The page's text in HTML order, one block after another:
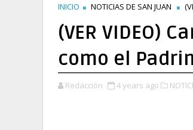
INICIO NOTICIAS DE SAN JUAN
(VER VIDEO)
como el
Redacción 4 years ago